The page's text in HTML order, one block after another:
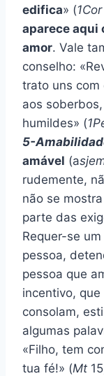
edifica» (1Cor
aparece aqui
amor. Vale
conselho:
trato uns com
aos
humildes» (
5-
amável (a
rudemente,
não se
parte das
Requer-se
pessoa,
pessoa que
incentivo,
consolam,
algumas
«Filho, tem
tua fé!» (Mt